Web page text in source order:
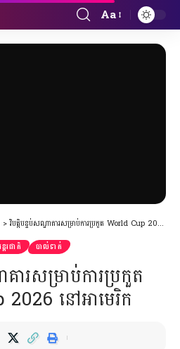
Font
Resizer
Aa
>វិបត្តិបន្ទប់សណ្ឋាគារសម្រាប់ការប្រកួត World Cup 2026 នៅអាមេរិក
រជាតិ បាល់ទាត់
គារសម្រាប់ការប្រកួត
នៅអាមេរិក